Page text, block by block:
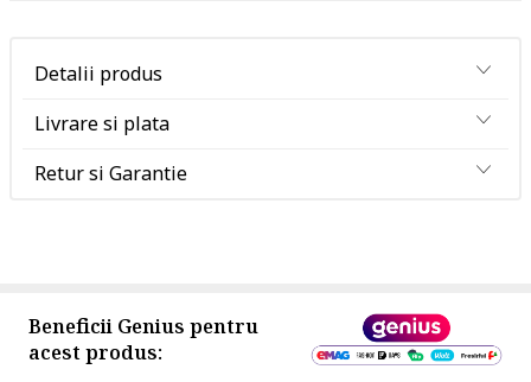
Detalii produs
Livrare si plata
Retur si Garantie
Beneficii Genius pentru
acest produs: